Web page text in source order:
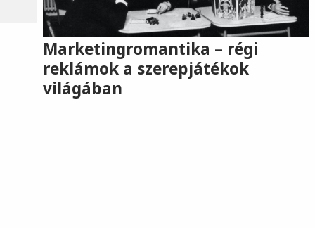
Marketingromantika – régi
reklámok a szerepjátékok
világában